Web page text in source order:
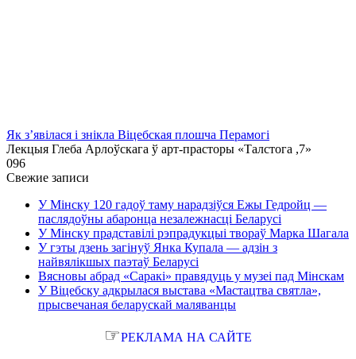
Як з’явілася і знікла Віцебская плошча Перамогі
Лекцыя Глеба Арлоўскага ў арт-прасторы «Талстога ,7»
096
Свежие записи
У Мінску 120 гадоў таму нарадзіўся Ежы Гедройц —
паслядоўны абаронца незалежнасці Беларусі
У Мінску прадставілі рэпрадукцыі твораў Марка Шагала
У гэты дзень загінуў Янка Купала — адзін з
найвялікшых паэтаў Беларусі
Вясновы абрад «Саракі» правядуць у музеі пад Мінскам
У Віцебску адкрылася выстава «Мастацтва святла»,
прысвечаная беларускай маляванцы
☞РЕКЛАМА НА САЙТЕ